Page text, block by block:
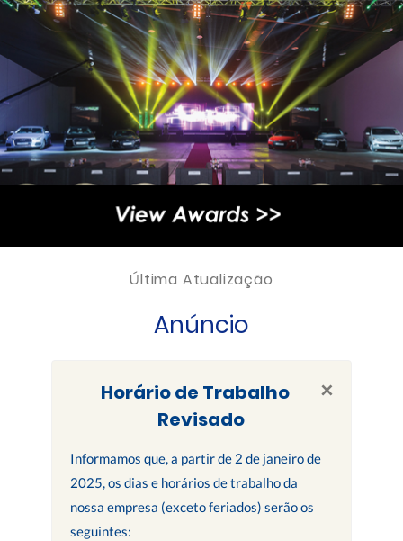
Última Atualização
Anúncio
×
Horário de Trabalho
Revisado
Informamos que, a partir de 2 de janeiro de
2025, os dias e horários de trabalho da
nossa empresa (exceto feriados) serão os
seguintes: